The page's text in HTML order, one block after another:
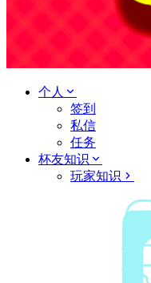
个人
签到
私信
任务
杯友知识
玩家知识